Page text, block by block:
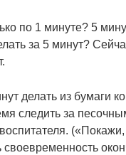
по 1 минуте? 5
за 5 минут?
делать из бумаги
следить за